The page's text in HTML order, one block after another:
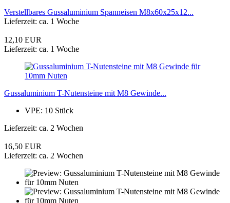
Verstellbares Gussaluminium Spanneisen M8x60x25x12...
Lieferzeit: ca. 1 Woche
12,10 EUR
Lieferzeit: ca. 1 Woche
Gussaluminium T-Nutensteine mit M8 Gewinde...
VPE: 10 Stück
Lieferzeit: ca. 2 Wochen
16,50 EUR
Lieferzeit: ca. 2 Wochen